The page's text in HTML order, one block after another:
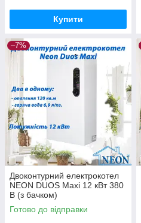
Купити
–7%
Двоконтурний електрокотел
NEON DUOS Maxi 12 кВт 380
В (з бачком)
Готово до відправки